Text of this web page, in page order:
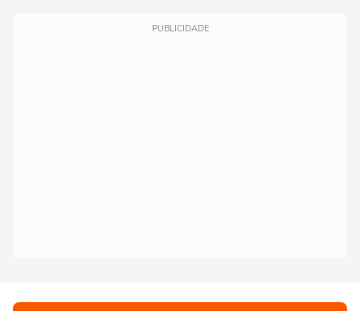
PUBLICIDADE